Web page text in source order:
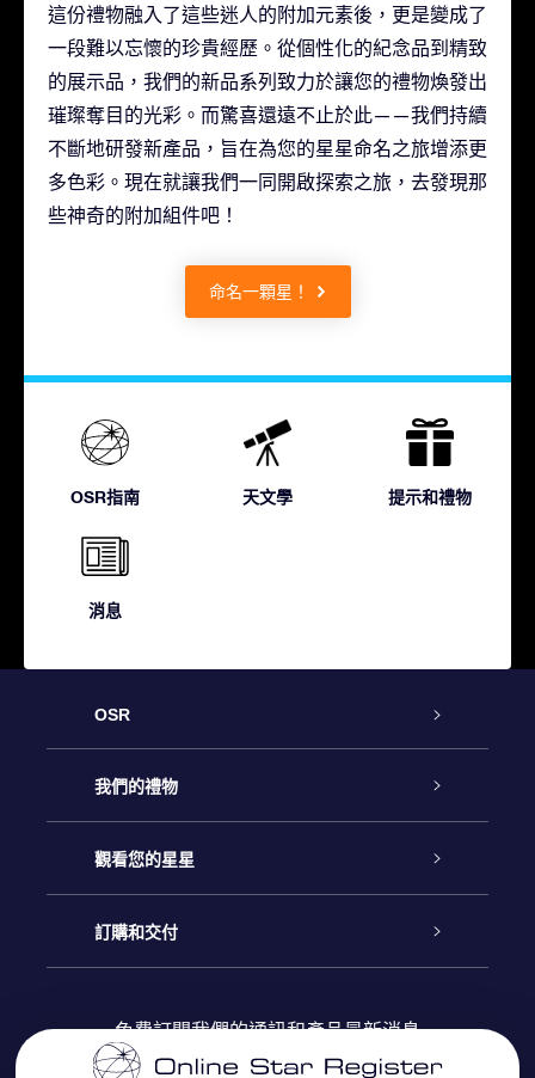
這份禮物融入了這些迷人的附加元素後，更是變成了
一段難以忘懷的珍貴經歷。從個性化的紀念品到精致
的展示品，我們的新品系列致力於讓您的禮物煥發出
璀璨奪目的光彩。而驚喜還遠不止於此——我們持續
不斷地研發新產品，旨在為您的星星命名之旅增添更
多色彩。現在就讓我們一同開啟探索之旅，去發現那
些神奇的附加組件吧！
命名一顆星！
OSR指南 天文學 提示和禮物
消息
OSR
客戶服務
聯繫我們
博客
評論
我們的禮物
Online Star禮物
OSR禮物包
OSR 禮物卡
觀看您的星星
星星注册
個性化的Star Page
訂購和交付
免費訂閱我們的通訊和產品最新消息